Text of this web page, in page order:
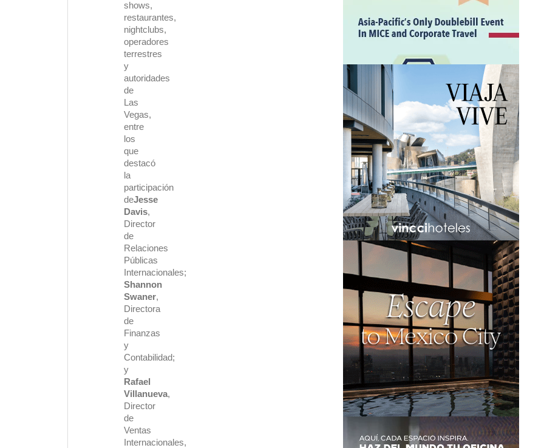
shows,
restaurantes,
nightclubs,
operadores
terrestres
y
autoridades
de
Las
Vegas,
entre
los
que
destacó
la
participación
deJesse
Davis,
Director
de
Relaciones
Públicas
Internacionales;
Shannon
Swaner,
Directora
de
Finanzas
y
Contabilidad;
y
Rafael
Villanueva,
Director
de
Ventas
Internacionales,